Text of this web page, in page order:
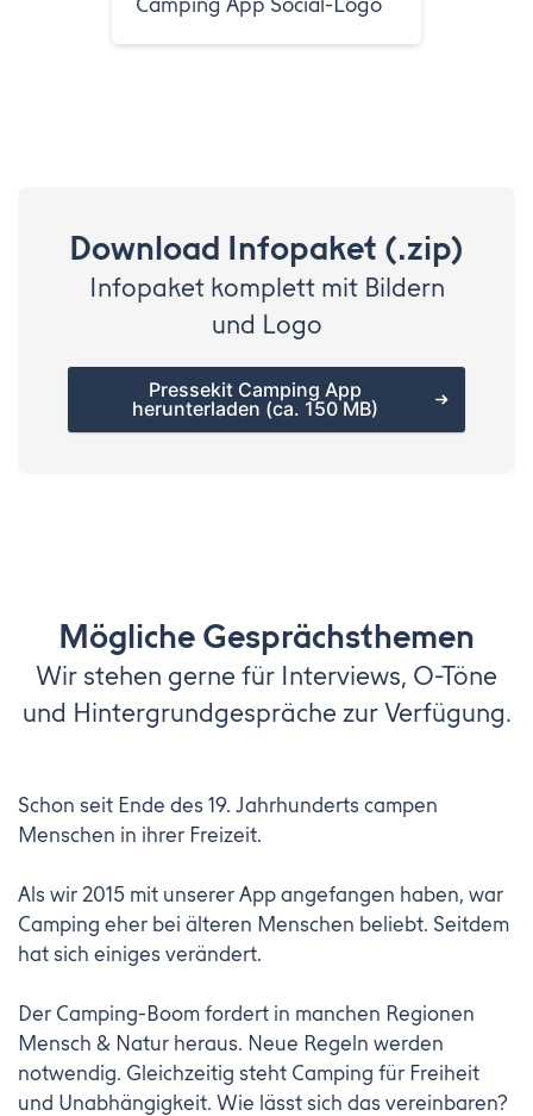
Camping App Social-Logo
Download Infopaket (.zip)
Infopaket komplett mit Bildern
und Logo
Pressekit Camping App
herunterladen (ca. 150 MB)
Mögliche Gesprächsthemen
Wir stehen gerne für Interviews, O-Töne
und Hintergrundgespräche zur Verfügung.
Schon seit Ende des 19. Jahrhunderts campen
Menschen in ihrer Freizeit.
Als wir 2015 mit unserer App angefangen haben, war
Camping eher bei älteren Menschen beliebt. Seitdem
hat sich einiges verändert.
Der Camping-Boom fordert in manchen Regionen
Mensch & Natur heraus. Neue Regeln werden
notwendig. Gleichzeitig steht Camping für Freiheit
und Unabhängigkeit. Wie lässt sich das vereinbaren?